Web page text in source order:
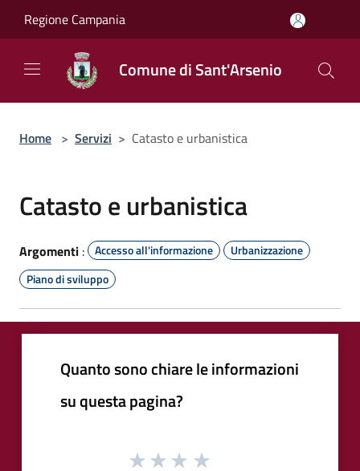
Regione Campania
Comune di Sant'Arsenio
Home > Servizi > Catasto e urbanistica
Catasto e urbanistica
Argomenti : Accesso all'informazione
Urbanizzazione
Piano di sviluppo
Quanto sono chiare le informazioni
su questa pagina?